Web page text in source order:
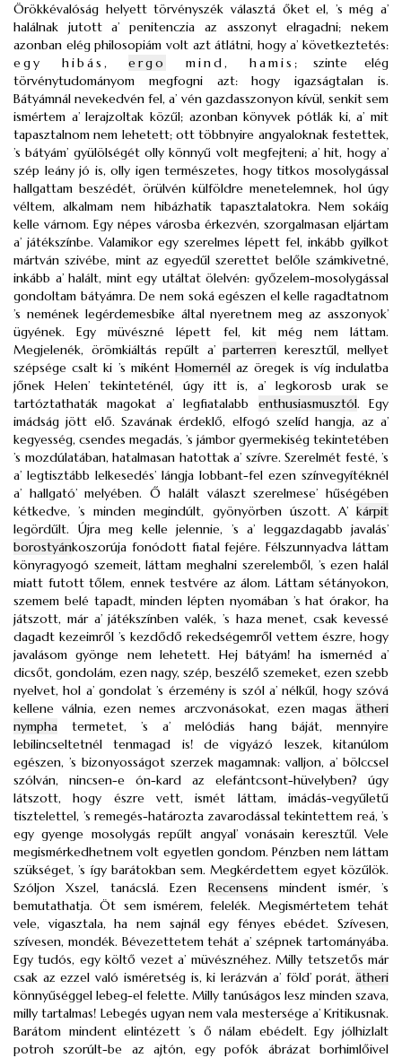
Örökkévalóság helyett törvényszék választá őket el, ’s még a’
halálnak jutott a’ penitenczia az asszonyt elragadni; nekem
azonban elég philosopiám volt azt átlátni, hogy a’ következtetés:
egy hibás,ergo mind, hamis ; szinte elég
törvénytudományom megfogni azt: hogy igazságtalan is.
Bátyámnál nevekedvén fel, a’ vén gazdasszonyon kívül, senkit sem
ismértem a’ lerajzoltak közűl; azonban könyvek pótlák ki, a’ mit
tapasztalnom nem lehetett; ott többnyire angyaloknak festettek,
’s bátyám’ gyülölségét olly könnyű volt megfejteni; a’ hit, hogy a’
szép leány jó is, olly igen természetes, hogy titkos mosolygással
hallgattam beszédét, örülvén külföldre menetelemnek, hol úgy
véltem, alkalmam nem hibázhatik tapasztalatokra. Nem sokáig
kelle várnom. Egy népes városba érkezvén, szorgalmasan eljártam
a’ játékszínbe. Valamikor egy szerelmes lépett fel, inkább gyilkot
mártván szivébe, mint az egyedűl szerettet belőle számkivetné,
inkább a’ halált, mint egy utáltat ölelvén: győzelem-mosolygással
gondoltam bátyámra. De nem soká egészen el kelle ragadtatnom
’s nemének legérdemesbike által nyeretnem meg az asszonyok’
ügyének. Egy müvészné lépett fel, kit még nem láttam.
Megjelenék, örömkiáltás repűlt a’parterren keresztűl, mellyet
szépsége csalt ki ’s miként Homernél az öregek is víg indulatba
jőnek Helen’ tekinteténél, úgy itt is, a’ legkorosb urak se
tartóztathaták magokat a’ legfiatalabb enthusiasmusztól. Egy
imádság jött elő. Szavának érdeklő, elfogó szelíd hangja, az a’
kegyesség, csendes megadás, ’s jámbor gyermekiség tekintetében
’s mozdúlatában, hatalmasan hatottak a’ szívre. Szerelmét festé, ’s
a’ legtisztább lelkesedés’ lángja lobbant-fel ezen színvegyítéknél
a’ hallgató’ melyében. Ő halált választ szerelmese’ hűségében
kétkedve, ’s minden megindúlt, gyönyörben úszott. A’ kárpit
legördűlt. Újra meg kelle jelennie, ’s a’ leggazdagabb javalás’
borostyánkoszorúja fonódott fiatal fejére. Félszunnyadva láttam
könyragyogó szemeit, láttam meghalni szerelemből, ’s ezen halál
miatt futott tőlem, ennek testvére az álom. Láttam sétányokon,
szemem belé tapadt, minden lépten nyomában ’s hat órakor, ha
játszott, már a’ játékszínben valék, ’s haza menet, csak kevessé
dagadt kezeimről ’s kezdődő rekedségemről vettem észre, hogy
javalásom gyönge nem lehetett. Hej bátyám! ha ismernéd a’
dicsőt, gondolám, ezen nagy, szép, beszélő szemeket, ezen szebb
nyelvet, hol a’ gondolat ’s érzemény is szól a’ nélkűl, hogy szóvá
kellene válnia, ezen nemes arczvonásokat, ezen magas ätheri
nympha termetet, ’s a’ melódiás hang báját, mennyire
lebilincseltetnél tenmagad is! de vigyázó leszek, kitanúlom
egészen, ’s bizonyosságot szerzek magamnak: valljon, a’ bölccsel
szólván, nincsen-e ón-kard az elefántcsont-hüvelyben? úgy
látszott, hogy észre vett, ismét láttam, imádás-vegyűletű
tisztelettel, ’s remegés-határozta zavarodással tekintettem reá, ’s
egy gyenge mosolygás repűlt angyal’ vonásain keresztűl. Vele
megismérkedhetnem volt egyetlen gondom. Pénzben nem láttam
szükséget, ’s így barátokban sem. Megkérdettem egyet közűlök.
Szóljon Xszel, tanácslá. Ezen Recensens mindent ismér, ’s
bemutathatja. Öt sem ismérem, felelék. Megismértetem tehát
vele, vigasztala, ha nem sajnál egy fényes ebédet. Szívesen,
szívesen, mondék. Bévezettetem tehát a’ szépnek tartományába.
Egy tudós, egy költő vezet a’ müvésznéhez. Milly tetszetős már
csak az ezzel való isméretség is, ki lerázván a’ föld’ porát, ätheri
könnyűséggel lebeg-el felette. Milly tanúságos lesz minden szava,
milly tartalmas! Lebegés ugyan nem vala mestersége a’ Kritikusnak.
Barátom mindent elintézett ’s ő nálam ebédelt. Egy jólhizlalt
potroh szorúlt-be az ajtón, egy pofók ábrázat borhimlőivel